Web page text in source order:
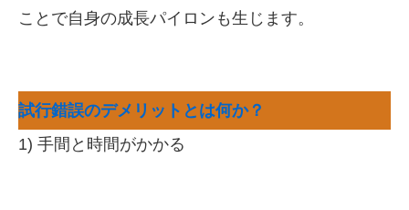
ことで自身の成長パイロンも生じます。
試行錯誤のデメリットとは何か？
1) 手間と時間がかかる